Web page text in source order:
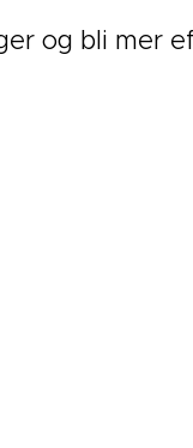
og bli mer